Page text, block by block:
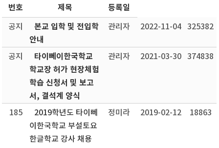
번호 제목 등록일
공지
본교 입학 및 전입학
안내
관리자 2022-11-04 325382
공지
타이뻬이한국학교
학교장 허가 현장체험
학습 신청서 및 보고
서, 결석계 양식
관리자 2021-03-30 374838
185
2019학년도 타이뻬
이한국학교 부설토요
한글학교 강사 채용
정미라 2019-02-12 18863